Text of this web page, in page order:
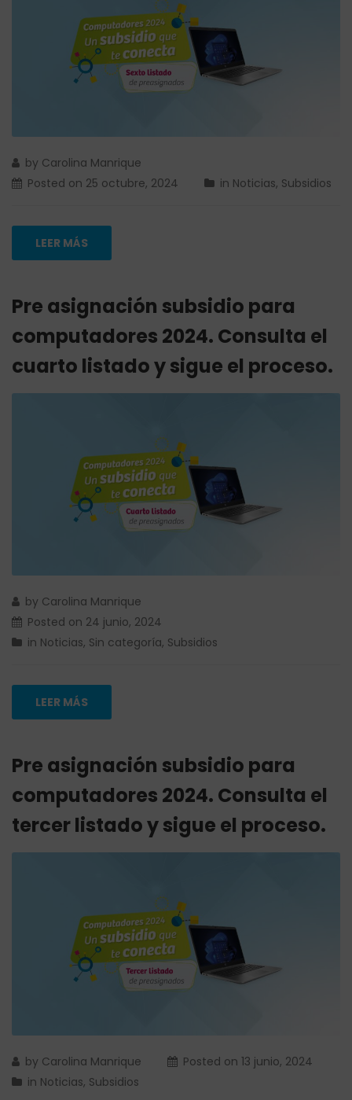
by Carolina Manrique
Posted on 25 octubre, 2024 in Noticias, Subsidios
LEER MÁS
Pre asignación subsidio para
computadores 2024. Consulta el
cuarto listado y sigue el proceso.
by Carolina Manrique
Posted on 24 junio, 2024
in Noticias, Sin categoría, Subsidios
LEER MÁS
Pre asignación subsidio para
computadores 2024. Consulta el
tercer listado y sigue el proceso.
by Carolina Manrique Posted on 13 junio, 2024
in Noticias, Subsidios